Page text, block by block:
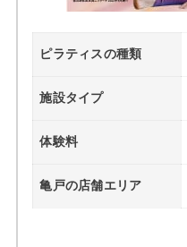
ピラティスの種類
施設タイプ
体験料
亀戸の店舗エリア